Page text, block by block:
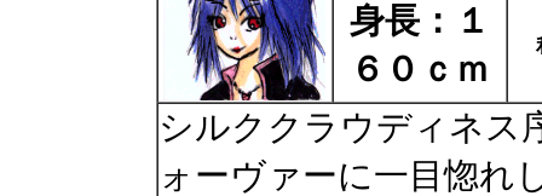
身長：１
６０ｃｍ
シルククラウディネス
ォーヴァーに一目惚れ